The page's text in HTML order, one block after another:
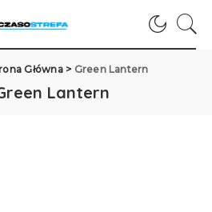
Główna> Green Lantern
Lantern